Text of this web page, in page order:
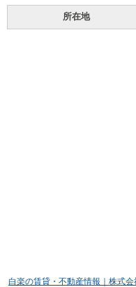
所在地
白楽の賃貸・不動産情報｜株式